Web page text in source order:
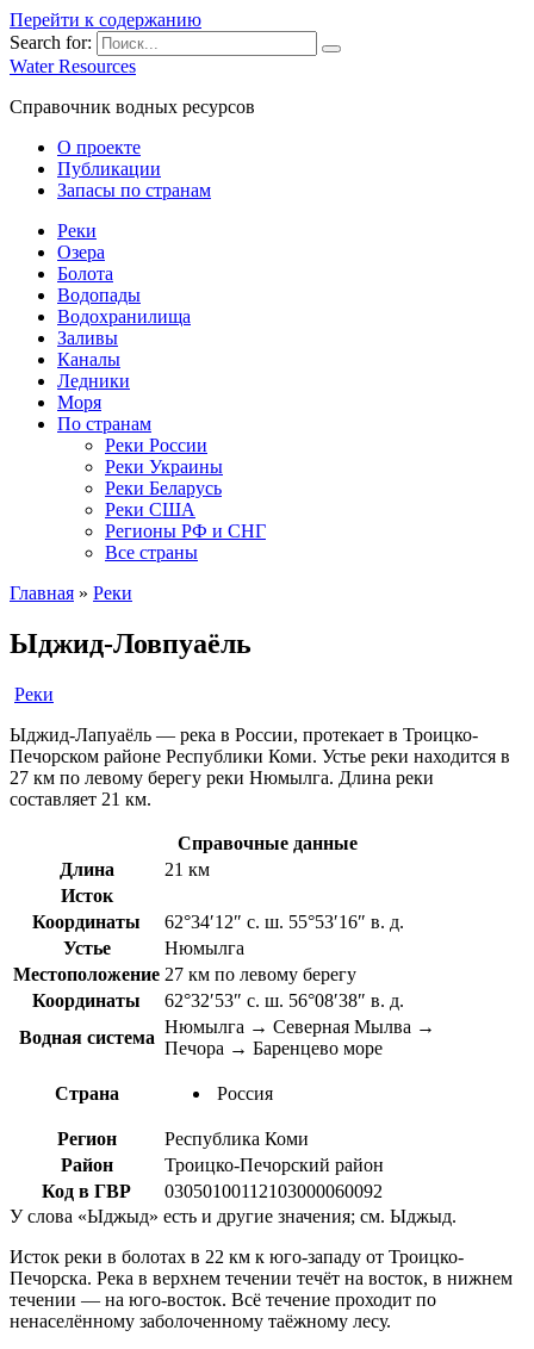
Перейти к содержанию
Search for:
Water Resources
Справочник водных ресурсов
О проекте
Публикации
Запасы по странам
Реки
Озера
Болота
Водопады
Водохранилища
Заливы
Каналы
Ледники
Моря
По странам
Реки России
Реки Украины
Реки Беларусь
Реки США
Регионы РФ и СНГ
Все страны
Главная » Реки
Ыджид-Ловпуаёль
Реки
Ыджид-Лапуаёль — река в России, протекает в Троицко-
Печорском районе Республики Коми. Устье реки находится в
27 км по левому берегу реки Нюмылга. Длина реки
составляет 21 км.
Справочные данные
Длина
21 км
Исток
Координаты
62°34′12″ с. ш. 55°53′16″ в. д.
Устье
Нюмылга
Местоположение 27 км по левому берегу
Координаты
62°32′53″ с. ш. 56°08′38″ в. д.
Водная система
Нюмылга → Северная Мылва →
Печора → Баренцево море
Страна Россия
Регион
Республика Коми
Район
Троицко-Печорский район
Код в ГВР
03050100112103000060092
У слова «Ыджыд» есть и другие значения; см. Ыджыд.
Исток реки в болотах в 22 км к юго-западу от Троицко-
Печорска. Река в верхнем течении течёт на восток, в нижнем
течении — на юго-восток. Всё течение проходит по
ненаселённому заболоченному таёжному лесу.